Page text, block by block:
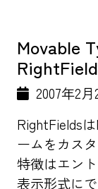
Movable
2007年2月
RightFields
ームをカス
特徴はエン
表示形式に